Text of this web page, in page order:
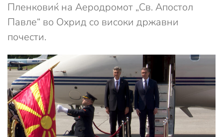
Пленковиќ на Аеродромот „Св. Апостол
Павле“ во Охрид со високи државни
почести.